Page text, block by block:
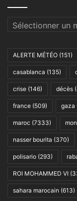
Archives
ALERTE MÉTÉO (151)
casablanca (135)
crise (146) décès
france (509) gaza
maroc (7333)
nasser bourita (370)
polisario (293)
ROI MOHAMMED VI
sahara marocain (613)